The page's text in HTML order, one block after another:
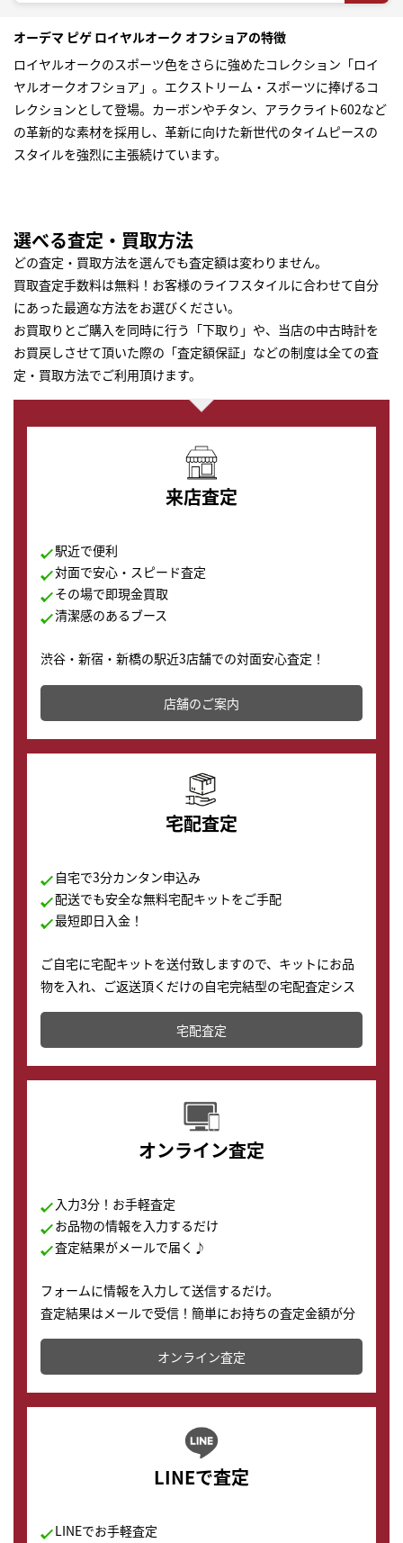
オーデマ ピゲ ロイヤルオーク オフショアの特徴
ロイヤルオークのスポーツ色をさらに強めたコレクション「ロイ
ヤルオークオフショア」。エクストリーム・スポーツに捧げるコ
レクションとして登場。カーボンやチタン、アラクライト602など
の革新的な素材を採用し、革新に向けた新世代のタイムピースの
スタイルを強烈に主張続けています。
選べる査定・買取方法
どの査定・買取方法を選んでも査定額は変わりません。
買取査定手数料は無料！お客様のライフスタイルに合わせて自分
にあった最適な方法をお選びください。
お買取りとご購入を同時に行う「下取り」や、当店の中古時計を
お買戻しさせて頂いた際の「査定額保証」などの制度は全ての査
定・買取方法でご利用頂けます。
来店査定
駅近で便利
対面で安心・スピード査定
その場で即現金買取
清潔感のあるブース
渋谷・新宿・新橋の駅近3店舗での対面安心査定！
その場で現金買取致します。渋谷本店では、時計販売の
店舗を併設しており、下取りに出してお得に新しい時計
の購入もできます♪
店舗のご案内
宅配査定
自宅で3分カンタン申込み
配送でも安全な無料宅配キットをご手配
最短即日入金！
ご自宅に宅配キットを送付致しますので、キットにお品
物を入れ、ご返送頂くだけの自宅完結型の宅配査定シス
テムです。
配送でも簡単&安全に査定・買取に出すことが可能で
す。
宅配査定
オンライン査定
入力3分！お手軽査定
お品物の情報を入力するだけ
査定結果がメールで届く♪
フォームに情報を入力して送信するだけ。
査定結果はメールで受信！簡単にお持ちの査定金額が分
かります。
オンライン査定
LINEで査定
LINEでお手軽査定